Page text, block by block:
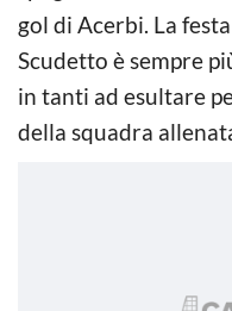
gol di Acerbi. La
Scudetto è sempre
in tanti ad esultare
della squadra